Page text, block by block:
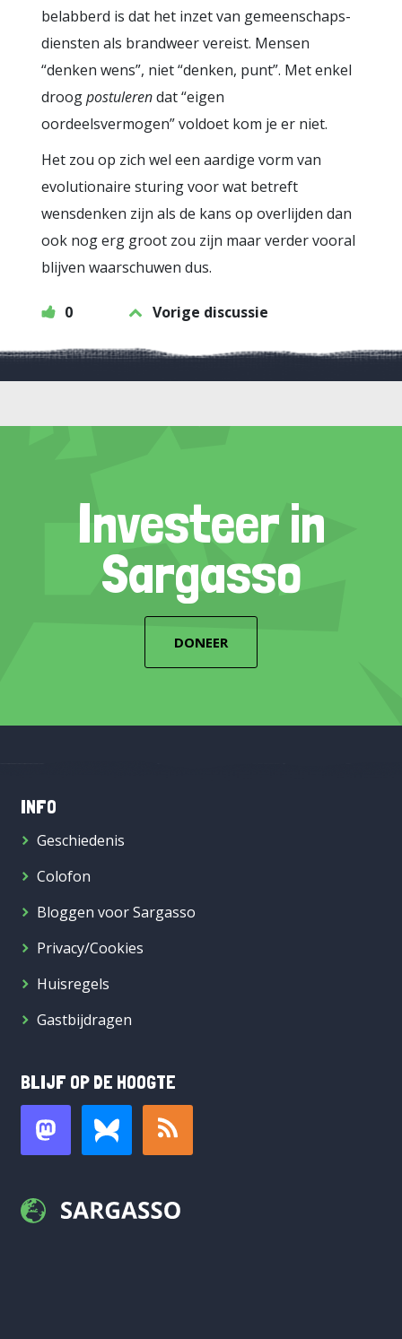
belabberd is dat het inzet van gemeenschaps-
diensten als brandweer vereist. Mensen
“denken wens”, niet “denken, punt”. Met enkel
droogpostulerendat “eigen
oordeelsvermogen” voldoet kom je er niet.
Het zou op zich wel een aardige vorm van
evolutionaire sturing voor wat betreft
wensdenken zijn als de kans op overlijden dan
ook nog erg groot zou zijn maar verder vooral
blijven waarschuwen dus.
0 Vorige discussie
Investeer in
Sargasso
DONEER
INFO
Geschiedenis
Colofon
Bloggen voor Sargasso
Privacy/Cookies
Huisregels
Gastbijdragen
BLIJF OP DE HOOGTE